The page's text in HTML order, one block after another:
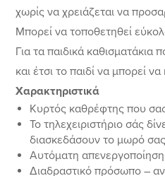
χωρίς να χρειάζεται να
Μπορεί να τοποθετηθεί
Για τα παιδικά
και έτσι το παιδί να μπορεί
Χαρακτηριστικά
Κυρτός καθρέφτης που
Το τηλεχειριστήριο σάς
διασκεδάσουν το μωρό
Αυτόματη απενεργοποίηση
Διαδραστικό πρόσωπο –